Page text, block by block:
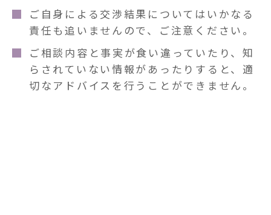
ご自身による交渉結果についてはいかなる
責任も追いませんので、ご注意ください。
ご相談内容と事実が食い違っていたり、知
らされていない情報があったりすると、適
切なアドバイスを行うことができません。